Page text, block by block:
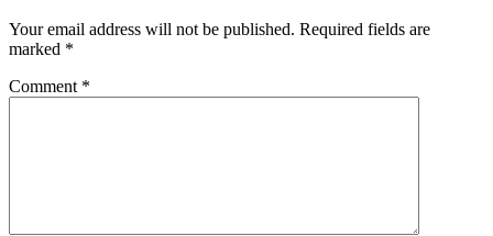
Your email address will not be published. Required fields are
marked *
Comment *